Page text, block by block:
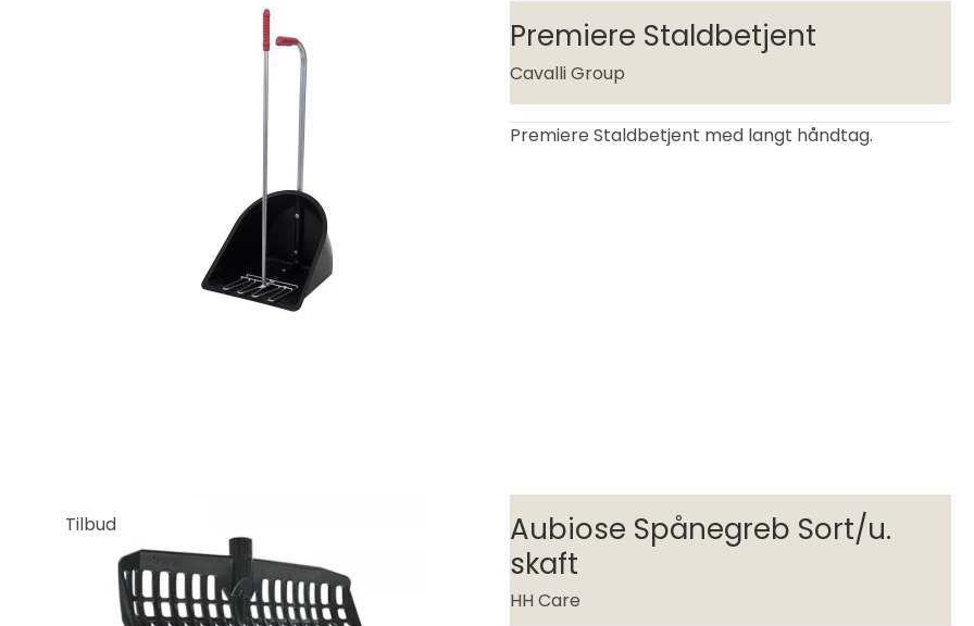
Premiere Staldbetjent
Cavalli Group
Premiere Staldbetjent med langt håndtag.
Tilbud
Aubiose Spånegreb Sort/u.
skaft
HH Care